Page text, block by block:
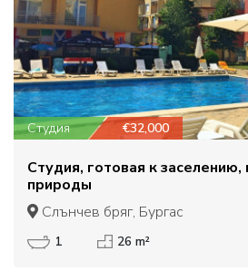
Студия €32,000
Студия, готовая к заселению,
природы
Слънчев бряг, Бургас
1 26 m²